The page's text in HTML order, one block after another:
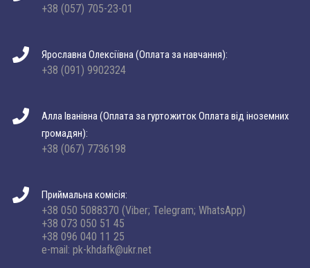
+38 (057) 705-23-01
Ярославна Олексіївна (Оплата за навчання):
+38 (091) 9902324
Алла Іванівна (Оплата за гуртожиток Оплата від іноземних
громадян):
+38 (067) 7736198
Приймальна комісія:
+38 050 5088370 (Viber; Telegram; WhatsApp)
+38 073 050 51 45
+38 096 040 11 25
e-mail: pk-khdafk@ukr.net